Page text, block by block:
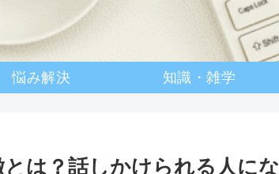
悩み解決 知識・雑学
は？話しかけられる人にな